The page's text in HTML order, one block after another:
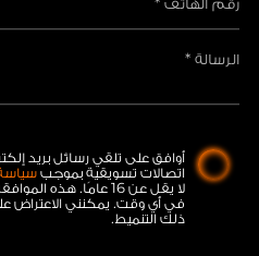
أوافق على تلقي رسائل بريد
اتصالات تسويقية بموجب
لا يقل عن 16 عامًا. هذه
في أي وقت. يمكنني الاعتراض
ذلك التنميط.